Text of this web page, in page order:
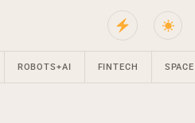
ROBOTS+AI FINTECH SPACE